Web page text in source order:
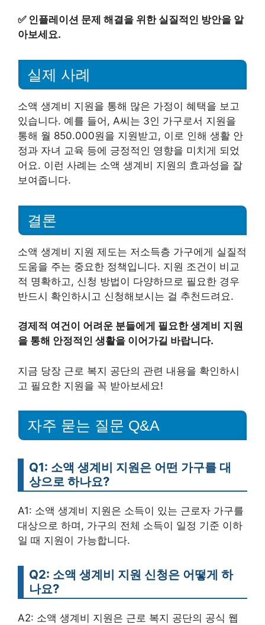
✅ 인플레이션 문제 해결을 위한 실질적인 방안을 알
아보세요.
실제 사례
소액 생계비 지원을 통해 많은 가정이 혜택을 보고
있습니다. 예를 들어, A씨는 3인 가구로서 지원을
통해 월 850.000원을 지원받고, 이로 인해 생활 안
정과 자녀 교육 등에 긍정적인 영향을 미치게 되었
어요. 이런 사례는 소액 생계비 지원의 효과성을 잘
보여줍니다.
결론
소액 생계비 지원 제도는 저소득층 가구에게 실질적
도움을 주는 중요한 정책입니다. 지원 조건이 비교
적 명확하고, 신청 방법이 다양하므로 필요한 경우
반드시 확인하시고 신청해보시는 걸 추천드려요.
경제적 여건이 어려운 분들에게 필요한 생계비 지원
을 통해 안정적인 생활을 이어가길 바랍니다.
지금 당장 근로 복지 공단의 관련 내용을 확인하시
고 필요한 지원을 꼭 받아보세요!
자주 묻는 질문 Q&A
Q1: 소액 생계비 지원은 어떤 가구를 대
상으로 하나요?
A1: 소액 생계비 지원은 소득이 있는 근로자 가구를
대상으로 하며, 가구의 전체 소득이 일정 기준 이하
일 때 지원이 가능합니다.
Q2: 소액 생계비 지원 신청은 어떻게 하
나요?
A2: 소액 생계비 지원은 근로 복지 공단의 공식 웹